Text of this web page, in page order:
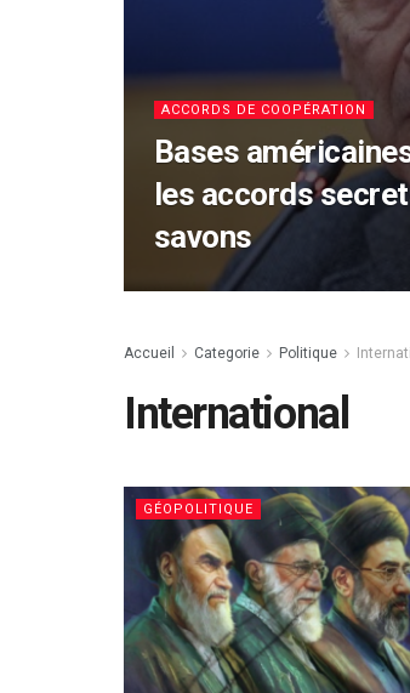
ACCORDS DE COOPÉRATION
Bases
les accords
savons
Accueil Categorie Politique
International
GÉOPOLITIQUE